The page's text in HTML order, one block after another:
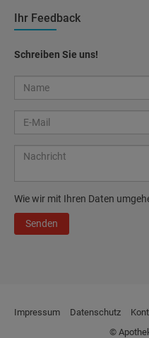
Ihr Feedback
Schreiben Sie uns!
Wie wir mit Ihren Daten
Senden
Impressum Datenschutz
©